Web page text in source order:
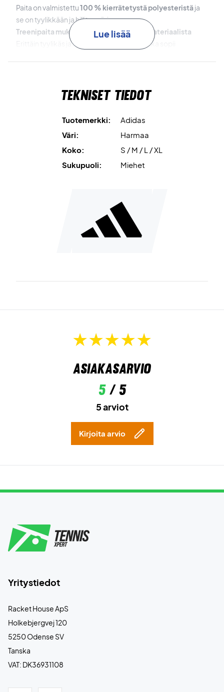
Paita on valmistettu100 % kierrätetystä polyesteristäja
se on tyylikkään ja hillityn värinen.
Treenipaita mukavasta ja laadukkaasta materiaalista
Erittäin tyylikäs ja laadukas treenipoolo, joka sopii
Lue lisää
Tekniset tiedot
Tuotemerkki:
Adidas
Väri:
Harmaa
Koko:
S / M / L / XL
Sukupuoli:
Miehet
Asiakasarvio
5/ 5
5 arviot
Kirjoita arvio
Yritystiedot
Racket House ApS
Holkebjergvej 120
5250 Odense SV
Tanska
VAT: DK36931108